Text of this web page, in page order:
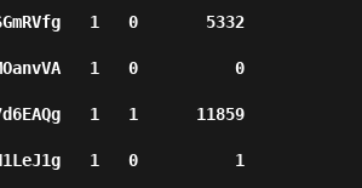
1   0       5332
1   0          0
1   1      11859
1   0          1